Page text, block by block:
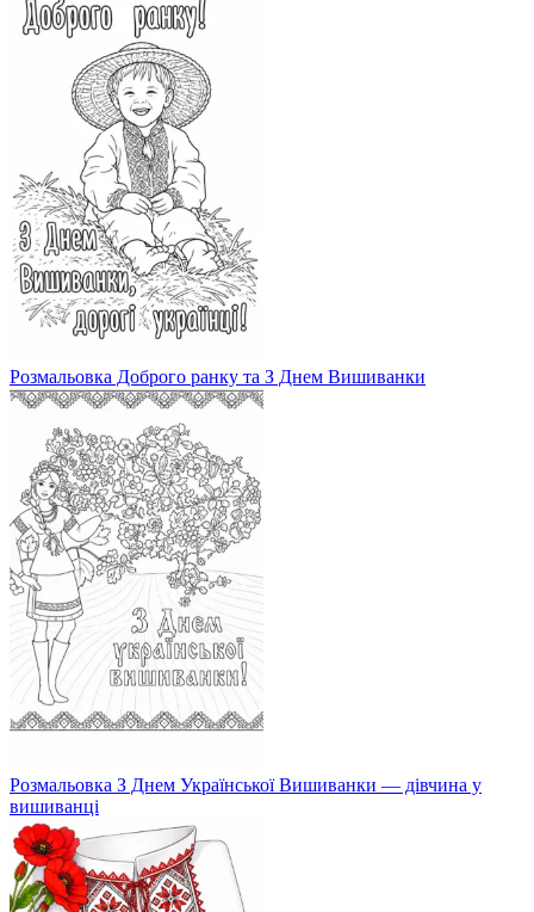
Розмальовка Доброго ранку та З Днем Вишиванки
Розмальовка З Днем Української Вишиванки — дівчина у
вишиванці